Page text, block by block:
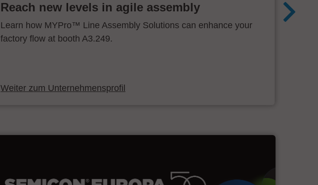
Reach new levels in agile assembly
Learn how MYPro™ Line Assembly Solutions can enhance your
factory flow at booth A3.249.
Weiter zum Unternehmensprofil